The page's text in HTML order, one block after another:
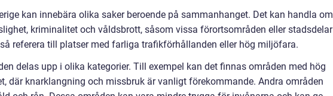
kan innebära olika saker beroende på sammanhanget. Det kan handla om
kriminalitet och våldsbrott, såsom vissa förortsområden eller stadsdelar
referera till platser med farliga trafikförhållanden eller hög miljöfara.
delas upp i olika kategorier. Till exempel kan det finnas områden med hög
där knarklangning och missbruk är vanligt förekommande. Andra områden